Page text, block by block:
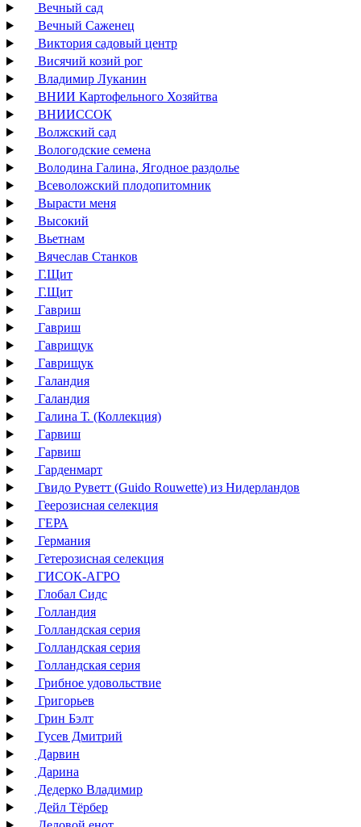
Вечный сад
Вечный Саженец
Виктория садовый центр
Висячий козий рог
Владимир Луканин
ВНИИ Картофельного Хозяйтва
ВНИИССОК
Волжский сад
Вологодские семена
Володина Галина, Ягодное раздолье
Всеволожский плодопитомник
Вырасти меня
Высокий
Вьетнам
Вячеслав Станков
Г.Щит
Г.Щит
Гавриш
Гавриш
Гаврищук
Гаврищук
Галандия
Галандия
Галина Т. (Коллекция)
Гарвиш
Гарвиш
Гарденмарт
Гвидо Руветт (Guido Rouwette) из Нидерландов
Геерозисная селекция
ГЕРА
Германия
Гетерозисная селекция
ГИСОК-АГРО
Глобал Сидс
Голландия
Голландская серия
Голландская серия
Голландская серия
Грибное удовольствие
Григорьев
Грин Бэлт
Гусев Дмитрий
Дарвин
Дарина
Дедерко Владимир
Дейл Тёрбер